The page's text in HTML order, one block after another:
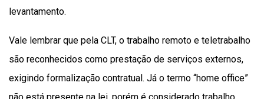
levantamento.
Vale lembrar que pela CLT, o trabalho remoto e teletrabalho
são reconhecidos como prestação de serviços externos,
exigindo formalização contratual. Já o termo “home office”